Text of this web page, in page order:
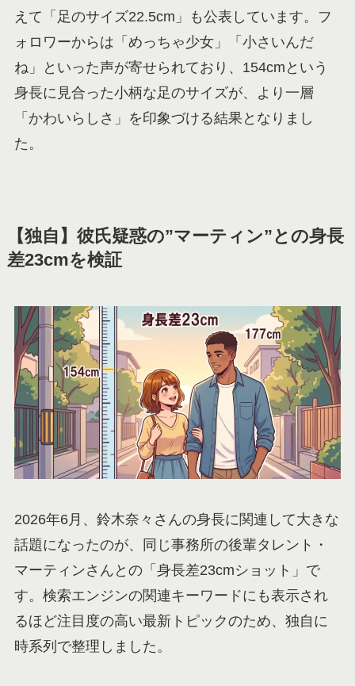
えて「足のサイズ22.5cm」も公表しています。フ
ォロワーからは「めっちゃ少女」「小さいんだ
ね」といった声が寄せられており、154cmという
身長に見合った小柄な足のサイズが、より一層
「かわいらしさ」を印象づける結果となりまし
た。
【独自】彼氏疑惑の”マーティン”との身長
差23cmを検証
2026年6月、鈴木奈々さんの身長に関連して大きな
話題になったのが、同じ事務所の後輩タレント・
マーティンさんとの「身長差23cmショット」で
す。検索エンジンの関連キーワードにも表示され
るほど注目度の高い最新トピックのため、独自に
時系列で整理しました。